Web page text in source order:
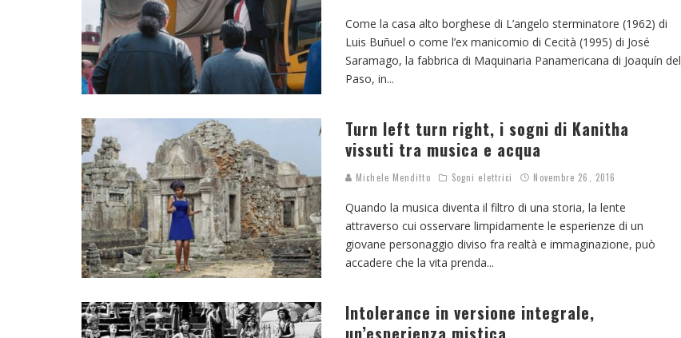
Come la casa alto borghese di L’angelo sterminatore (1962) di
Luis Buñuel o come l’ex manicomio di Cecità (1995) di José
Saramago, la fabbrica di Maquinaria Panamericana di Joaquín del
Paso, in...
Turn left turn right, i sogni di Kanitha
vissuti tra musica e acqua
Michele Menditto Sogni elettrici Novembre 26, 2016
Quando la musica diventa il filtro di una storia, la lente
attraverso cui osservare limpidamente le esperienze di un
giovane personaggio diviso fra realtà e immaginazione, può
accadere che la vita prenda...
Intolerance in versione integrale,
un’esperienza mistica